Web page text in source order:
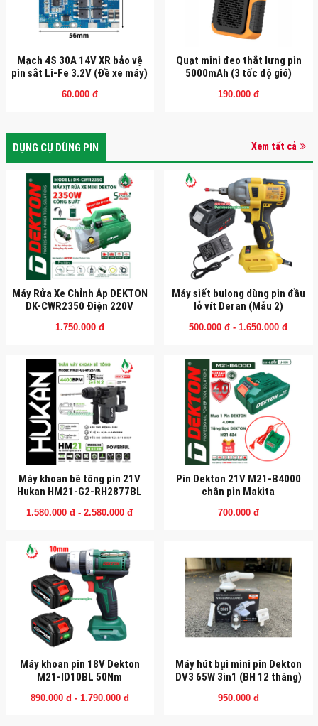
Mạch 4S 30A 14V XR bảo vệ
pin sắt Li-Fe 3.2V (Đề xe máy)
60.000 đ
Quạt mini đeo thắt lưng pin
5000mAh (3 tốc độ gió)
190.000 đ
DỤNG CỤ DÙNG PIN Xem tất cả
Máy Rửa Xe Chỉnh Áp DEKTON
DK-CWR2350 Điện 220V
1.750.000 đ
Máy siết bulong dùng pin đầu
lỗ vít Deran (Mẫu 2)
500.000 đ - 1.650.000 đ
Máy khoan bê tông pin 21V
Hukan HM21-G2-RH2877BL
1.580.000 đ - 2.580.000 đ
Pin Dekton 21V M21-B4000
chân pin Makita
700.000 đ
Máy khoan pin 18V Dekton
M21-ID10BL 50Nm
890.000 đ - 1.790.000 đ
Máy hút bụi mini pin Dekton
DV3 65W 3in1 (BH 12 tháng)
950.000 đ